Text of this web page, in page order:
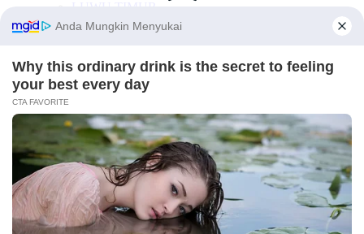
LUWU UTARA
PALOPO
SOPPENG
TAKALAR
KESEHATAN
OTOMOTIF
INTERNASIONAL
TEKNOLOGI
INDEKS BERITA
LAINNYA
Manfaat Buah
Berita Otomotif
Berita Teknologi
Berita Internasional